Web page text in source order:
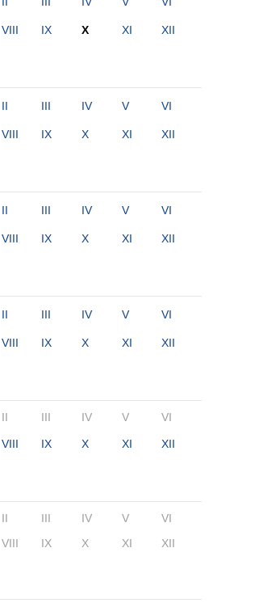
VIII IX X XI XII
II III IV V VI
VIII IX X XI XII
II III IV V VI
VIII IX X XI XII
II III IV V VI
VIII IX X XI XII
II III IV V VI
VIII IX X XI XII
II III IV V
VI
VIII IX X XI XII